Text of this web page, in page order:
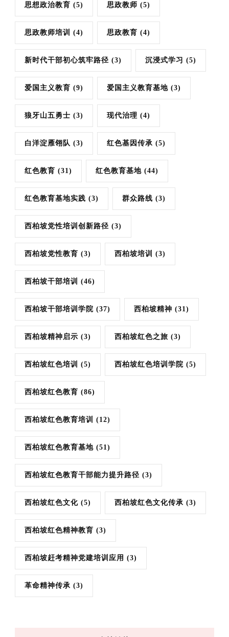
思想政治教育 (5) 思政教师 (5)
思政教师培训 (4) 思政教育 (4)
新时代干部初心筑牢路径 (3) 沉浸式学习 (5)
爱国主义教育 (9) 爱国主义教育基地 (3)
狼牙山五勇士 (3) 现代治理 (4)
白洋淀雁翎队 (3) 红色基因传承 (5)
红色教育 (31) 红色教育基地 (44)
红色教育基地实践 (3) 群众路线 (3)
西柏坡党性培训创新路径 (3)
西柏坡党性教育 (3) 西柏坡培训 (3)
西柏坡干部培训 (46)
西柏坡干部培训学院 (37) 西柏坡精神 (31)
西柏坡精神启示 (3) 西柏坡红色之旅 (3)
西柏坡红色培训 (5) 西柏坡红色培训学院 (5)
西柏坡红色教育 (86)
西柏坡红色教育培训 (12)
西柏坡红色教育基地 (51)
西柏坡红色教育干部能力提升路径 (3)
西柏坡红色文化 (5) 西柏坡红色文化传承 (3)
西柏坡红色精神教育 (3)
西柏坡赶考精神党建培训应用 (3)
革命精神传承 (3)